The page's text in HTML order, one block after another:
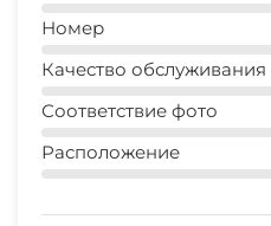
Номер
Качество обслуживания
Соответствие фото
Расположение